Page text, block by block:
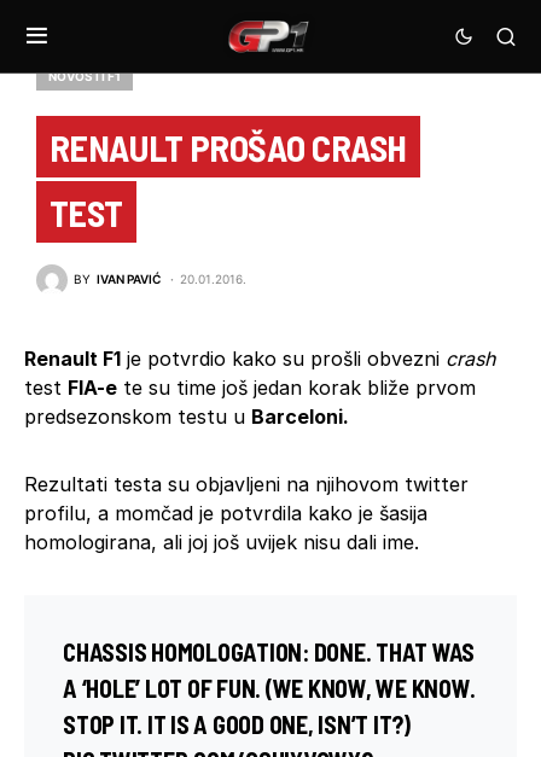
NOVOSTI F1
RENAULT PROŠAO CRASH
TEST
BY IVAN PAVIĆ 20.01.2016.
Renault F1 je potvrdio kako su prošli obvezni crash
test FIA-e te su time još jedan korak bliže prvom
predsezonskom testu u Barceloni.
Rezultati testa su objavljeni na njihovom twitter
profilu, a momčad je potvrdila kako je šasija
homologirana, ali joj još uvijek nisu dali ime.
CHASSIS HOMOLOGATION: DONE. THAT WAS
A ‘HOLE’ LOT OF FUN. (WE KNOW, WE KNOW.
STOP IT. IT IS A GOOD ONE, ISN’T IT?)